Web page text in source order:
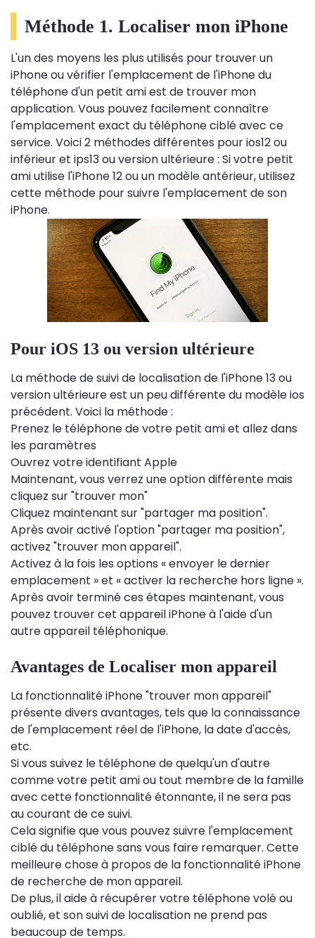
Méthode 1. Localiser mon iPhone
L'un des moyens les plus utilisés pour trouver un
iPhone ou vérifier l'emplacement de l'iPhone du
téléphone d'un petit ami est de trouver mon
application. Vous pouvez facilement connaître
l'emplacement exact du téléphone ciblé avec ce
service. Voici 2 méthodes différentes pour ios12 ou
inférieur et ips13 ou version ultérieure : Si votre petit
ami utilise l'iPhone 12 ou un modèle antérieur, utilisez
cette méthode pour suivre l'emplacement de son
iPhone.
Pour iOS 13 ou version ultérieure
La méthode de suivi de localisation de l'iPhone 13 ou
version ultérieure est un peu différente du modèle ios
précédent. Voici la méthode :
Prenez le téléphone de votre petit ami et allez dans
les paramètres
Ouvrez votre identifiant Apple
Maintenant, vous verrez une option différente mais
cliquez sur "trouver mon"
Cliquez maintenant sur "partager ma position".
Après avoir activé l'option "partager ma position",
activez "trouver mon appareil".
Activez à la fois les options « envoyer le dernier
emplacement » et « activer la recherche hors ligne ».
Après avoir terminé ces étapes maintenant, vous
pouvez trouver cet appareil iPhone à l'aide d'un
autre appareil téléphonique.
Avantages de Localiser mon appareil
La fonctionnalité iPhone "trouver mon appareil"
présente divers avantages, tels que la connaissance
de l'emplacement réel de l'iPhone, la date d'accès,
etc.
Si vous suivez le téléphone de quelqu'un d'autre
comme votre petit ami ou tout membre de la famille
avec cette fonctionnalité étonnante, il ne sera pas
au courant de ce suivi.
Cela signifie que vous pouvez suivre l'emplacement
ciblé du téléphone sans vous faire remarquer. Cette
meilleure chose à propos de la fonctionnalité iPhone
de recherche de mon appareil.
De plus, il aide à récupérer votre téléphone volé ou
oublié, et son suivi de localisation ne prend pas
beaucoup de temps.